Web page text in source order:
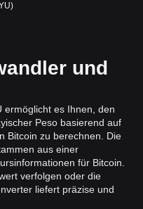
und
ermöglicht es Ihnen, den
Peso basierend auf
Bitcoin zu berechnen. Die
aus einer
für Bitcoin.
verfolgen oder die
liefert präzise und